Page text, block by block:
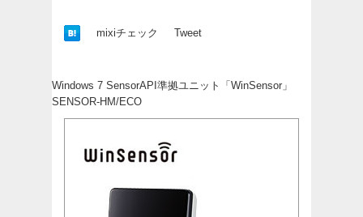
mixiチェック Tweet
Windows 7 SensorAPI準拠ユニット「WinSensor」
SENSOR-HM/ECO